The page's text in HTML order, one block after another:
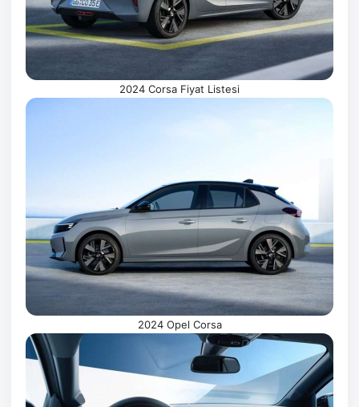
2024 Corsa Fiyat Listesi
2024 Opel Corsa